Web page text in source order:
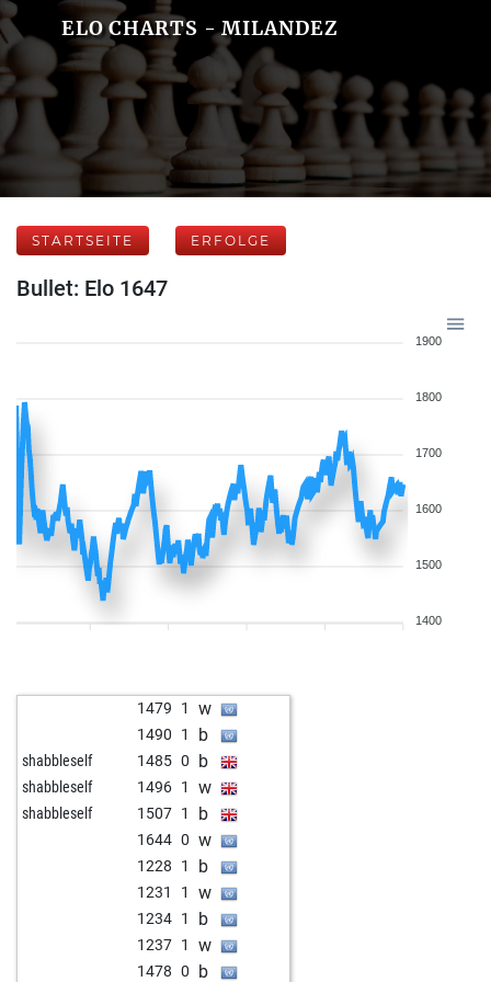
ELO CHARTS - MILANDEZ
STARTSEITE ERFOLGE
Bullet: Elo 1647
1900
1800
1700
1600
1500
1400
1479 1 w
1490 1 b
shabbleself 1485 0 b
shabbleself 1496 1 w
shabbleself 1507 1 b
1644 0 w
1228 1 b
1231 1 w
1234 1 b
1237 1 w
1478 0 b